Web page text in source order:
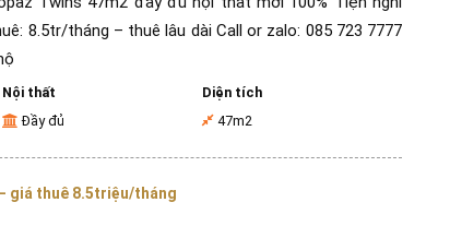
8.5tr/tháng – thuê lâu dài Call or zalo: 085 723 7777
Nội thất
Diện tích
Đầy đủ 47m2
giá thuê 8.5triệu/tháng